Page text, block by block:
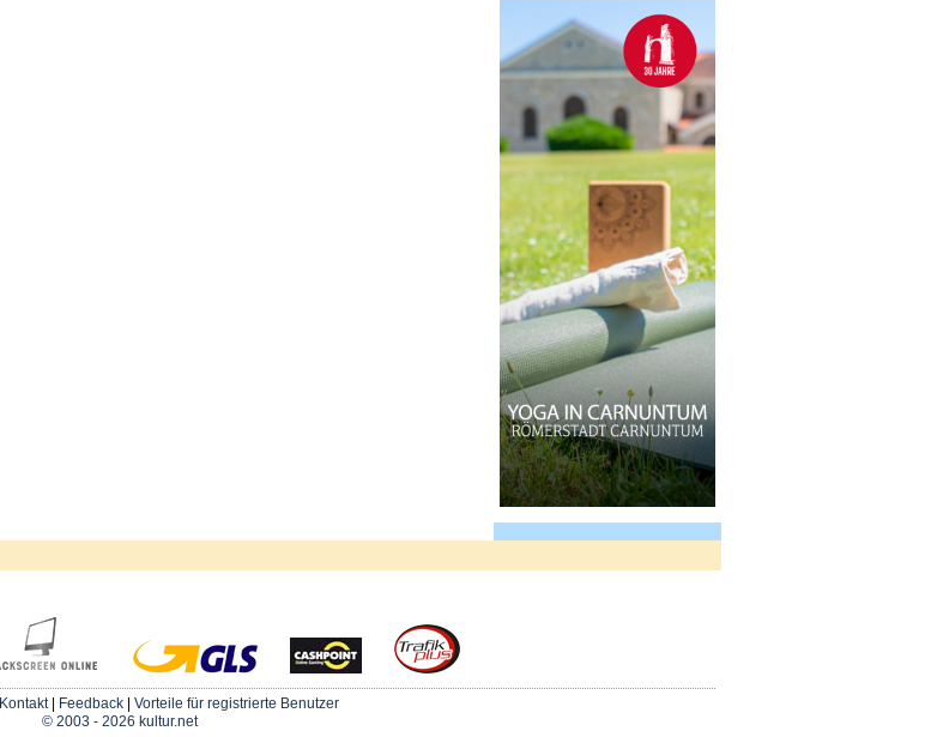
Kontakt| Feedback| Vorteile für registrierte Benutzer
© 2003 - 2026 kultur.net